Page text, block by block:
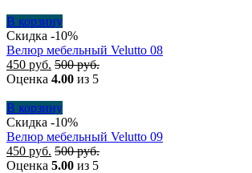
В корзину
Скидка -10%
Велюр мебельный Velutto 08
450 руб. 500руб.
Оценка 4.00 из 5
В корзину
Скидка -10%
Велюр мебельный Velutto 09
450 руб. 500руб.
Оценка 5.00 из 5